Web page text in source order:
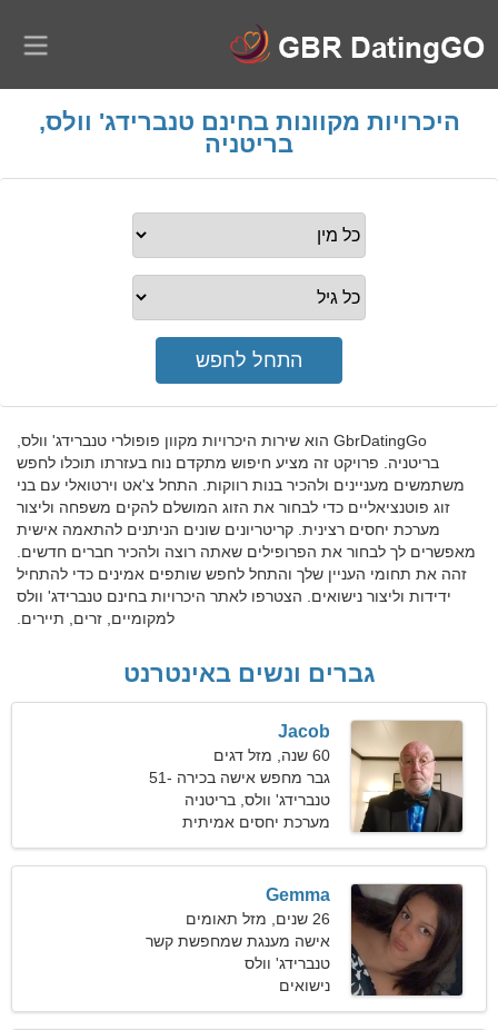
היכרויות מקוונות בחינם טנברידג' וולס,
בריטניה
GbrDatingGo הוא שירות היכרויות מקוון פופולרי טנברידג' וולס,
בריטניה. פרויקט זה מציע חיפוש מתקדם נוח בעזרתו תוכלו לחפש
משתמשים מעניינים ולהכיר בנות רווקות. התחל צ'אט וירטואלי עם בני
זוג פוטנציאליים כדי לבחור את הזוג המושלם להקים משפחה וליצור
מערכת יחסים רצינית. קריטריונים שונים הניתנים להתאמה אישית
מאפשרים לך לבחור את הפרופילים שאתה רוצה ולהכיר חברים חדשים.
זהה את תחומי העניין שלך והתחל לחפש שותפים אמינים כדי להתחיל
ידידות וליצור נישואים. הצטרפו לאתר היכרויות בחינם טנברידג' וולס
למקומיים, זרים, תיירים.
גברים ונשים באינטרנט
Jacob
60 שנה, מזל דגים
גבר מחפש אישה בכירה 51-
58
טנברידג' וולס, בריטניה
מערכת יחסים אמיתית
Gemma
26 שנים, מזל תאומים
אישה מענגת שמחפשת קשר
רציני
טנברידג' וולס
נישואים